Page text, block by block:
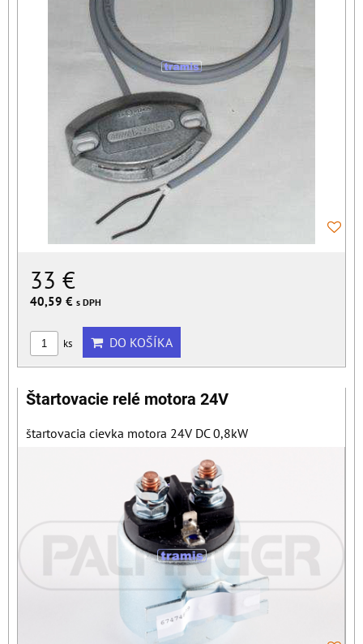
33 €
40,59 € s DPH
ks DO KOŠÍKA
Štartovacie relé motora 24V
štartovacia cievka motora 24V DC 0,8kW